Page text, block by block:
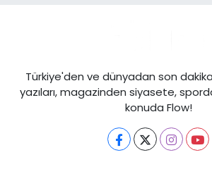
Türkiye'den ve dünyadan son
yazıları, magazinden siyasete,
konuda Flow!